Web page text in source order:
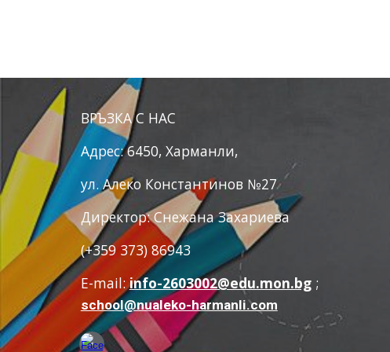
ВРЪЗКА С НАС
Адрес: 6450, Харманли,
ул. Алеко Константинов №27
Директор: Снежана Захариева
(+359 373) 86943
E-mail:info-2603002@edu.mon.bg;
school@nualeko-harmanli.com